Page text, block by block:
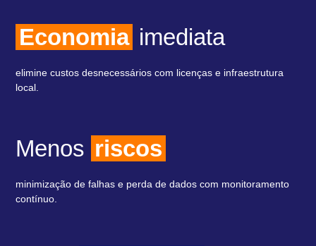
Economia imediata
elimine custos desnecessários com licenças e infraestrutura
local.
Menos riscos
minimização de falhas e perda de dados com monitoramento
contínuo.